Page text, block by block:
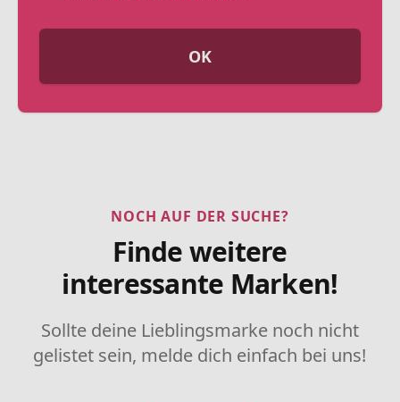
OK
NOCH AUF DER SUCHE?
Finde weitere
interessante Marken!
Sollte deine Lieblingsmarke noch nicht
gelistet sein, melde dich einfach bei uns!